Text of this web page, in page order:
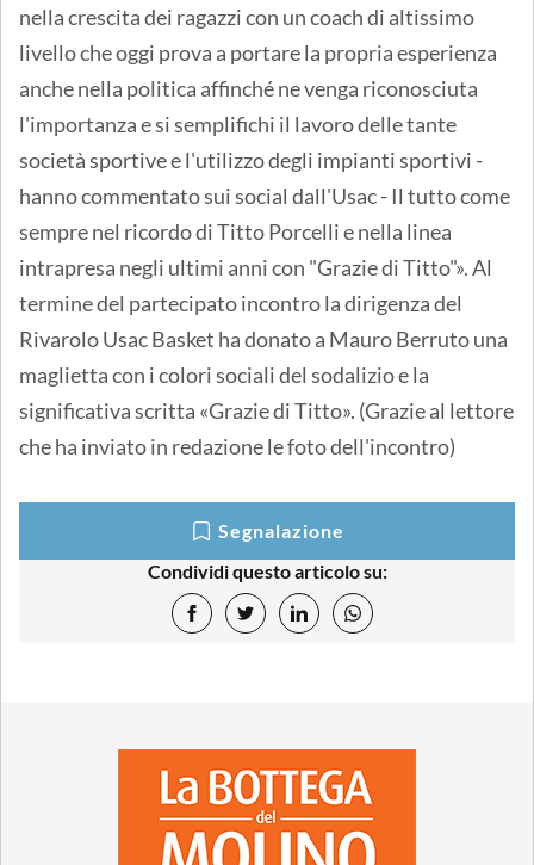
nella crescita dei ragazzi con un coach di altissimo
livello che oggi prova a portare la propria esperienza
anche nella politica affinché ne venga riconosciuta
l'importanza e si semplifichi il lavoro delle tante
società sportive e l'utilizzo degli impianti sportivi -
hanno commentato sui social dall'Usac - Il tutto come
sempre nel ricordo di Titto Porcelli e nella linea
intrapresa negli ultimi anni con "Grazie di Titto"». Al
termine del partecipato incontro la dirigenza del
Rivarolo Usac Basket ha donato a Mauro Berruto una
maglietta con i colori sociali del sodalizio e la
significativa scritta «Grazie di Titto». (Grazie al lettore
che ha inviato in redazione le foto dell'incontro)
Segnalazione
Condividi questo articolo su: